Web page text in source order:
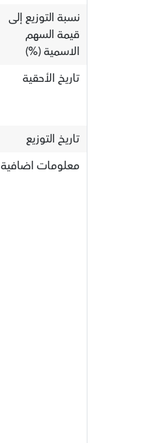
نسبة التوزيع إلى
قيمة السهم
الاسمية (%)
تاريخ الأحقية
تاريخ التوزيع
معلومات اضافية